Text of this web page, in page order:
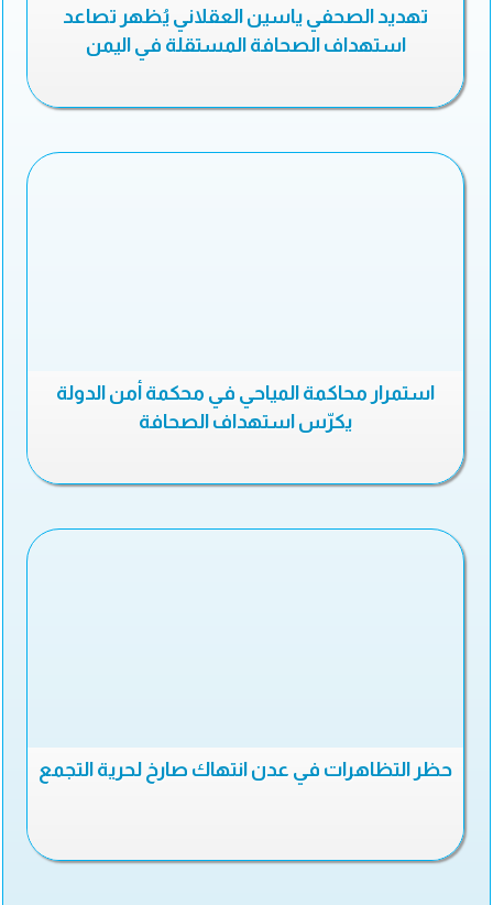
تهديد الصحفي ياسين العقلاني يُظهر تصاعد
استهداف الصحافة المستقلة في اليمن
استمرار محاكمة المياحي في محكمة أمن الدولة
يكرّس استهداف الصحافة
حظر التظاهرات في عدن انتهاك صارخ لحرية التجمع